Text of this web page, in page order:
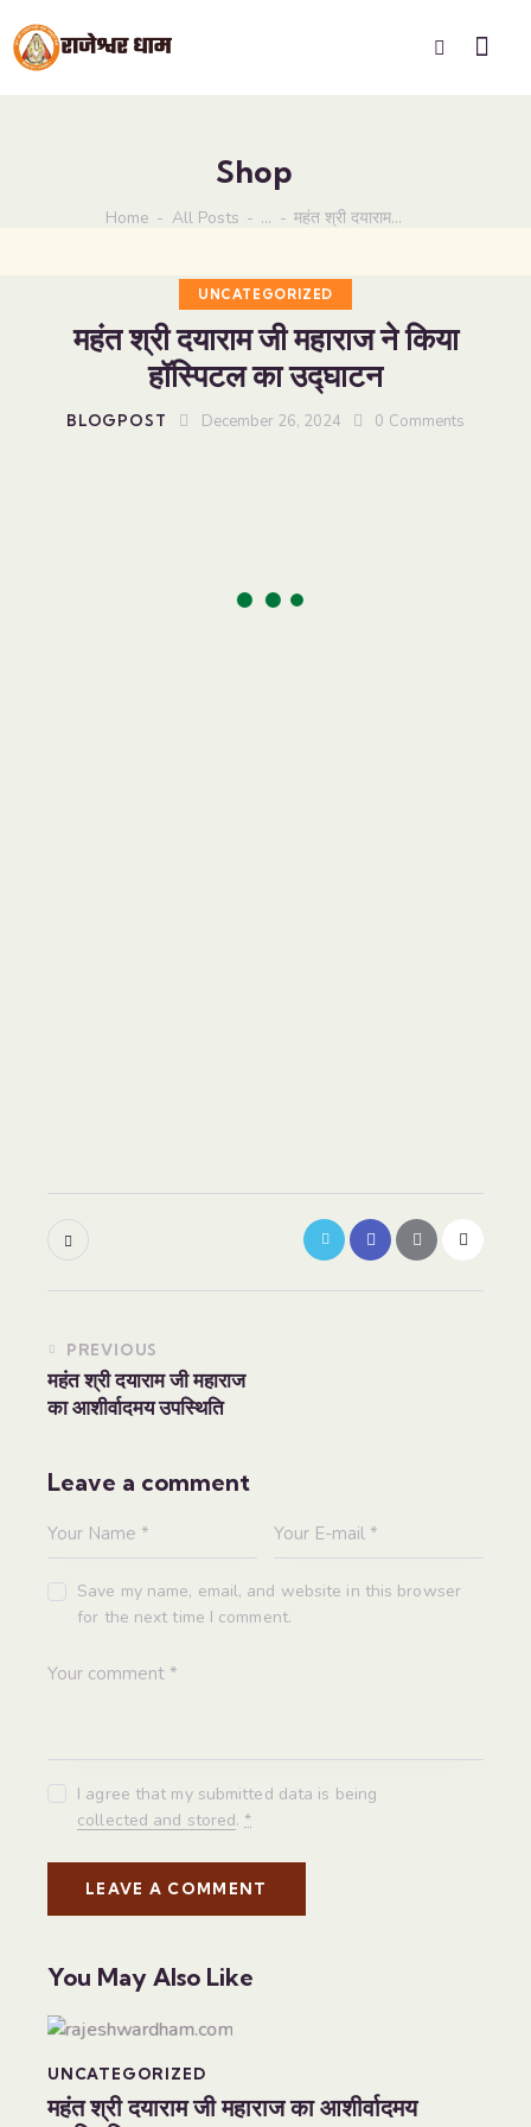
Shop
Home All Posts ... महंत श्री दयाराम...
UNCATEGORIZED
महंत श्री दयाराम जी महाराज ने किया
हॉस्पिटल का उद्घाटन
BLOGPOST December 26, 2024 0 Comments
PREVIOUS
महंत श्री दयाराम जी महाराज
का आशीर्वादमय उपस्थिति
Leave a comment
Save my name, email, and website in this browser
for the next time I comment.
I agree that my submitted data is being
collected and stored.*
You May Also Like
UNCATEGORIZED
महंत श्री दयाराम जी महाराज का आशीर्वादमय